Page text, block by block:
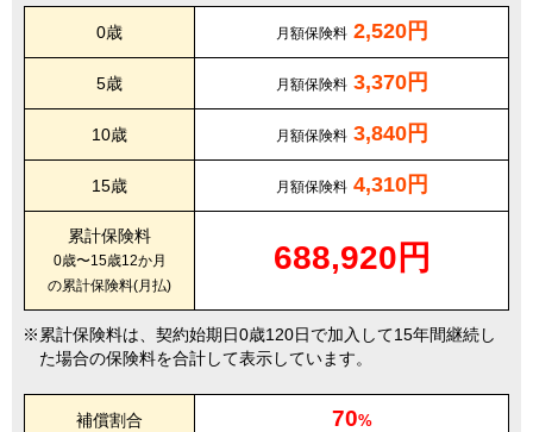
0歳 月額保険料 2,520円
5歳 月額保険料 3,370円
10歳 月額保険料 3,840円
15歳 月額保険料 4,310円
累計保険料
0歳〜15歳12か月
の累計保険料(月払)
688,920円
累計保険料は、契約始期日0歳120日で加入して15年間継続し
た場合の保険料を合計して表示しています。
補償割合 70%